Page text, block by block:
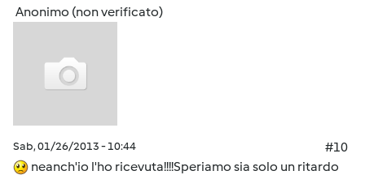
Anonimo (non verificato)
Sab, 01/26/2013 - 10:44
#10
neanch'io l'ho ricevuta!!!!Speriamo sia solo un ritardo